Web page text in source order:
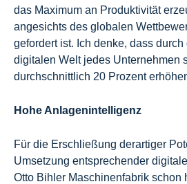
das Maximum an Produktivität
angesichts des globalen
gefordert ist. Ich denke, dass
digitalen Welt jedes Unternehmen
durchschnittlich 20 Prozent
Hohe Anlagenintelligenz
Für die Erschließung derartiger
Umsetzung entsprechender
Otto Bihler Maschinenfabrik schon